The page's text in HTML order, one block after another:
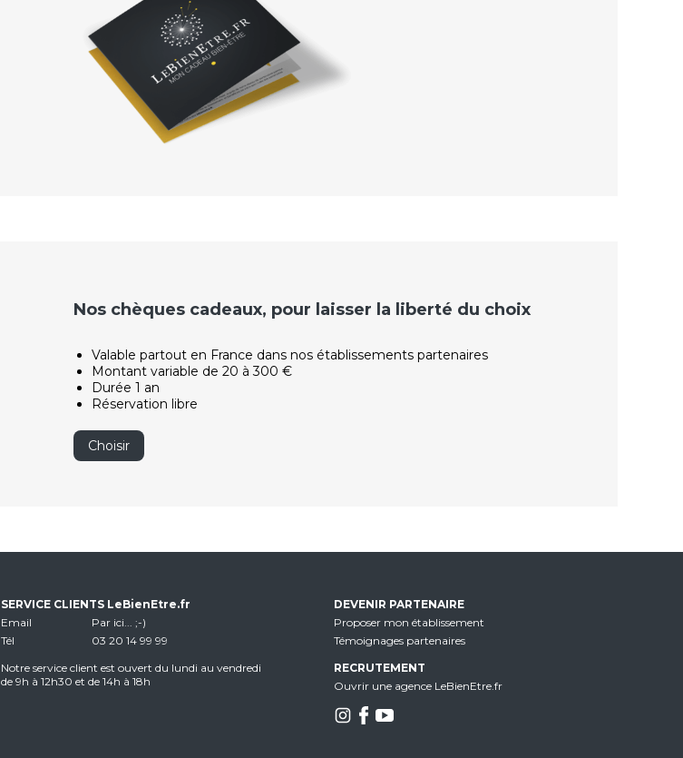
Nos chèques cadeaux, pour laisser la liberté du choix
Valable partout en France dans nos établissements partenaires
Montant variable de 20 à 300 €
Durée 1 an
Réservation libre
Choisir
SERVICE CLIENTS LeBienEtre.fr
Email
Par ici... ;-)
Tél
03 20 14 99 99
Notre service client est ouvert du lundi au vendredi
de 9h à 12h30 et de 14h à 18h
DEVENIR PARTENAIRE
Proposer mon établissement
Témoignages partenaires
RECRUTEMENT
Ouvrir une agence LeBienEtre.fr